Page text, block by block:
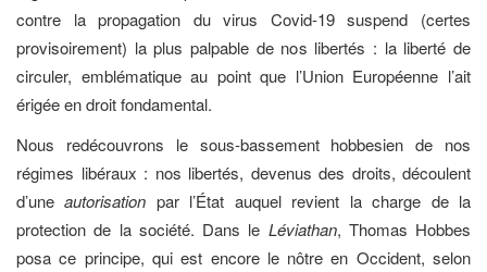
contre la propagation du virus Covid-19 suspend (certes
provisoirement) la plus palpable de nos libertés : la liberté de
circuler, emblématique au point que l’Union Européenne l’ait
érigée en droit fondamental.
Nous redécouvrons le sous-bassement hobbesien de nos
régimes libéraux : nos libertés, devenus des droits, découlent
d’uneautorisation par l’État auquel revient la charge de la
protection de la société. Dans le Léviathan, Thomas Hobbes
posa ce principe, qui est encore le nôtre en Occident, selon